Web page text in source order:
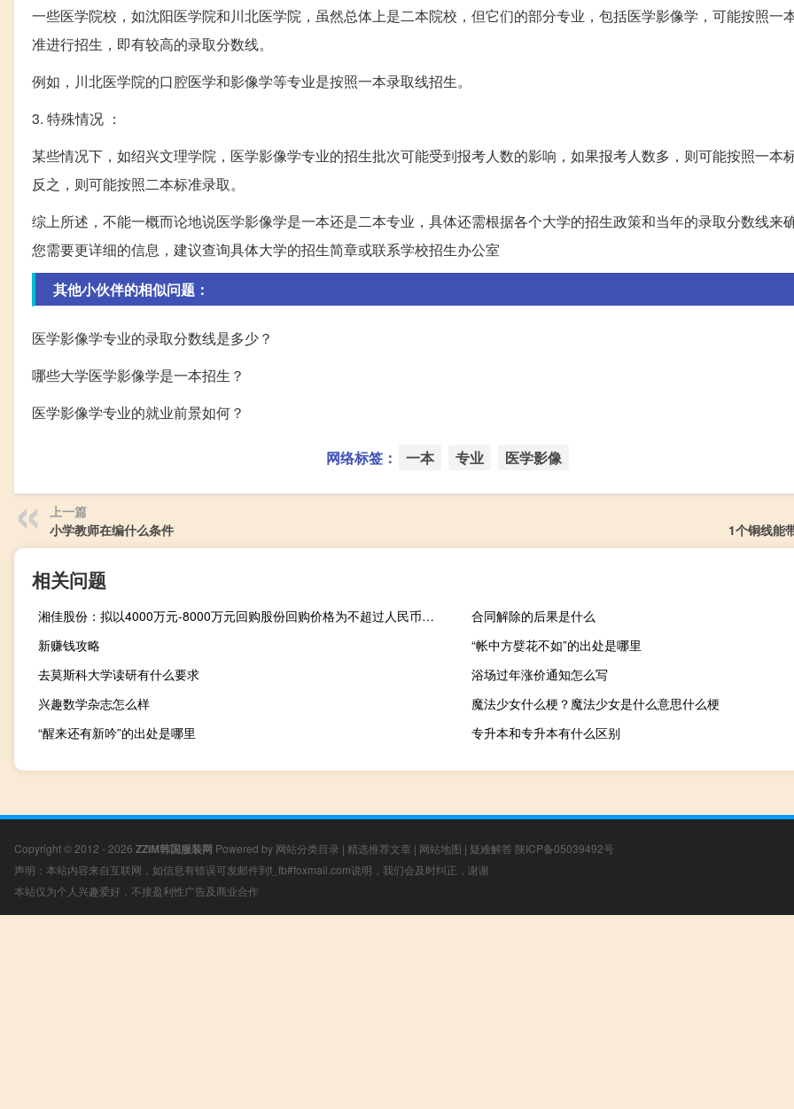
一些医学院校，如沈阳医学院和川北医学院，虽然总体上是二本院校，但它们的部分专业，包括医学影像学，可能按照一
准进行招生，即有较高的录取分数线。
例如，川北医学院的口腔医学和影像学等专业是按照一本录取线招生。
3. 特殊情况 ：
某些情况下，如绍兴文理学院，医学影像学专业的招生批次可能受到报考人数的影响，如果报考人数多，则可能按照一本
反之，则可能按照二本标准录取。
综上所述，不能一概而论地说医学影像学是一本还是二本专业，具体还需根据各个大学的招生政策和当年的录取分数线来
您需要更详细的信息，建议查询具体大学的招生简章或联系学校招生办公室
其他小伙伴的相似问题：
医学影像学专业的录取分数线是多少？
哪些大学医学影像学是一本招生？
医学影像学专业的就业前景如何？
网络标签： 一本 专业 医学影像
上一篇
小学教师在编什么条件
1个铜线能
相关问题
湘佳股份：拟以4000万元-8000万元回购股份回购价格为不超过人民币45元/股
合同解除的后果是什么
新赚钱攻略
“帐中方嬖花不如”的出处是哪里
去莫斯科大学读研有什么要求
浴场过年涨价通知怎么写
兴趣数学杂志怎么样
魔法少女什么梗？魔法少女是什么意思什么梗
“醒来还有新吟”的出处是哪里
专升本和专升本有什么区别
Copyright © 2012 - 2026 ZZIM韩国服装网 Powered by 网站分类目录 | 精选推荐文章 | 网站地图 | 疑难解答 陕ICP备05039492号
声明：本站内容来自互联网，如信息有错误可发邮件到f_fb#foxmail.com说明，我们会及时纠正，谢谢
本站仅为个人兴趣爱好，不接盈利性广告及商业合作